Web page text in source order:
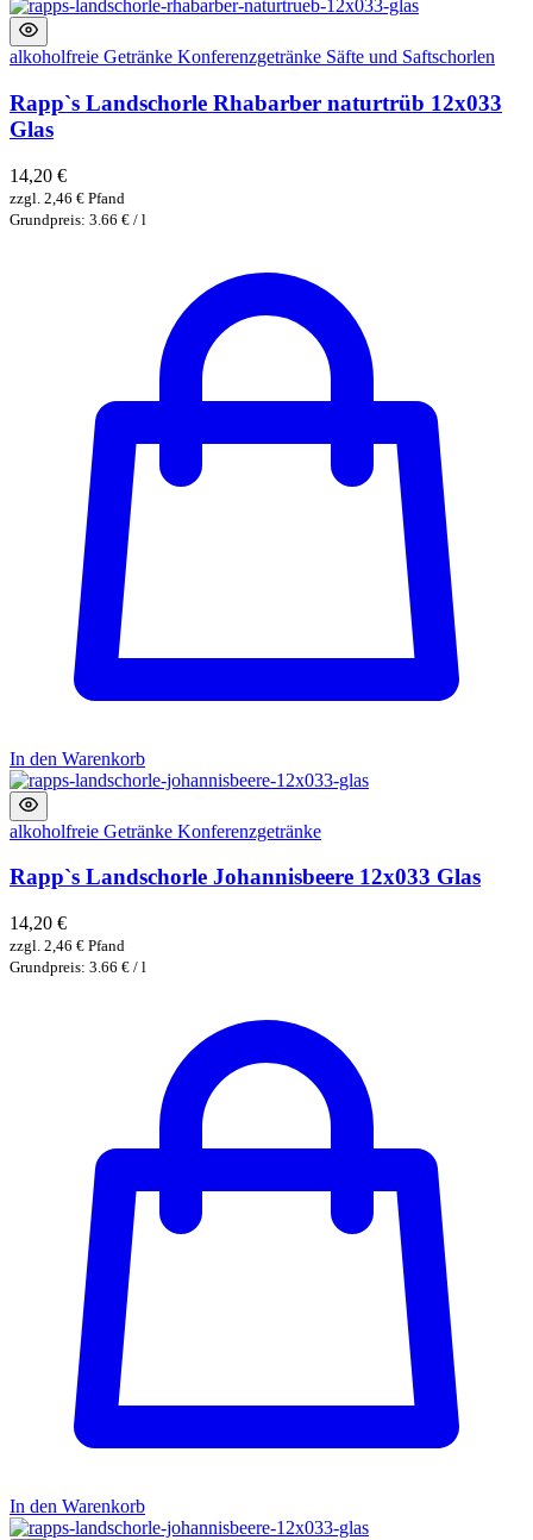
alkoholfreie Getränke Konferenzgetränke Säfte und Saftschorlen
Rapp`s Landschorle Rhabarber naturtrüb 12x033
Glas
14,20 €
zzgl. 2,46 € Pfand
Grundpreis: 3.66 € / l
In den Warenkorb
alkoholfreie Getränke Konferenzgetränke
Rapp`s Landschorle Johannisbeere 12x033 Glas
14,20 €
zzgl. 2,46 € Pfand
Grundpreis: 3.66 € / l
In den Warenkorb